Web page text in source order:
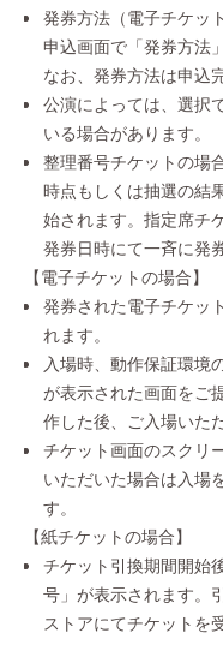
発券方法（電子チケッ
申込画面で「発券方法
なお、発券方法は申込
公演によっては、選択
いる場合があります。
整理番号チケットの場
時点もしくは抽選の結
始されます。指定席チ
発券日時にて一斉に発
【電子チケットの場合】
発券された電子チケッ
れます。
入場時、動作保証環境
が表示された画面をご
作した後、ご入場いた
チケット画面のスクリ
いただいた場合は入場
す。
【紙チケットの場合】
チケット引換期間開始
号」が表示されます。
ストアにてチケットを